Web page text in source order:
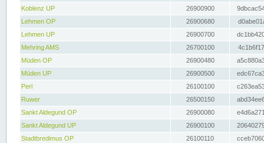
Koblenz UP
26900900
Lehmen OP
26900680
Lehmen UP
26900700
Mehring AMS
26700100
Müden OP
26900480
Müden UP
26900500
Perl
26100100
Ruwer
26500150
Sankt Aldegund OP
26900080
Sankt Aldegund UP
26900100
Stadtbredimus OP
26100110